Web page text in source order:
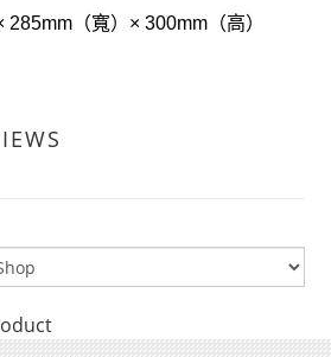
285mm （寬） × 300mm （高）